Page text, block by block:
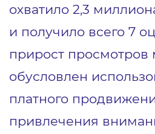
охватило 2,3
и получило всего 7
прирост просмотров
обусловлен
платного
привлечения